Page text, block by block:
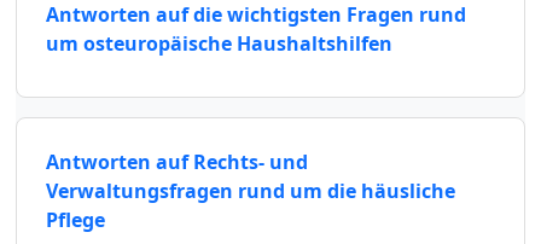
Antworten auf die wichtigsten Fragen rund
um osteuropäische Haushaltshilfen
Antworten auf Rechts- und
Verwaltungsfragen rund um die häusliche
Pflege